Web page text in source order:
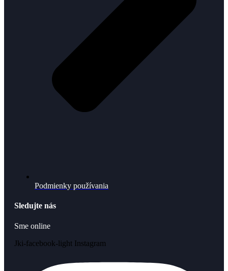
Podmienky používania
Sledujte nás
Sme online
Jki-facebook-light Instagram